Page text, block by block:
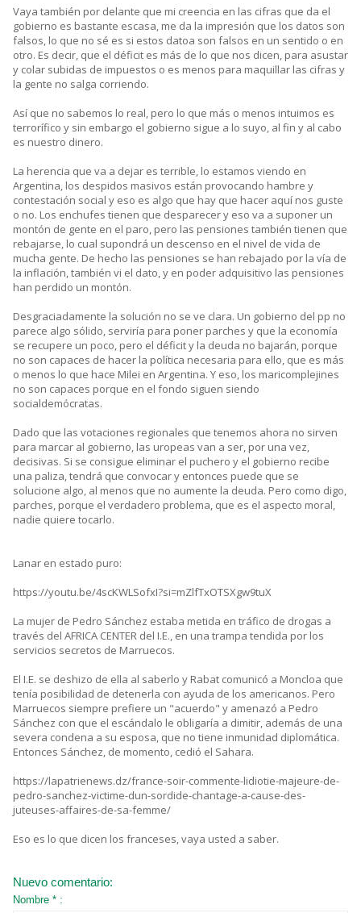
Vaya también por delante que mi creencia en las cifras que da el
gobierno es bastante escasa, me da la impresión que los datos son
falsos, lo que no sé es si estos datoa son falsos en un sentido o en
otro. Es decir, que el déficit es más de lo que nos dicen, para asustar
y colar subidas de impuestos o es menos para maquillar las cifras y
la gente no salga corriendo.
Así que no sabemos lo real, pero lo que más o menos intuimos es
terrorífico y sin embargo el gobierno sigue a lo suyo, al fin y al cabo
es nuestro dinero.
La herencia que va a dejar es terrible, lo estamos viendo en
Argentina, los despidos masivos están provocando hambre y
contestación social y eso es algo que hay que hacer aquí nos guste
o no. Los enchufes tienen que desparecer y eso va a suponer un
montón de gente en el paro, pero las pensiones también tienen que
rebajarse, lo cual supondrá un descenso en el nivel de vida de
mucha gente. De hecho las pensiones se han rebajado por la vía de
la inflación, también vi el dato, y en poder adquisitivo las pensiones
han perdido un montón.
Desgraciadamente la solución no se ve clara. Un gobierno del pp no
parece algo sólido, serviría para poner parches y que la economía
se recupere un poco, pero el déficit y la deuda no bajarán, porque
no son capaces de hacer la política necesaria para ello, que es más
o menos lo que hace Milei en Argentina. Y eso, los maricomplejines
no son capaces porque en el fondo siguen siendo
socialdemócratas.
Dado que las votaciones regionales que tenemos ahora no sirven
para marcar al gobierno, las uropeas van a ser, por una vez,
decisivas. Si se consigue eliminar el puchero y el gobierno recibe
una paliza, tendrá que convocar y entonces puede que se
solucione algo, al menos que no aumente la deuda. Pero como digo,
parches, porque el verdadero problema, que es el aspecto moral,
nadie quiere tocarlo.
Lanar en estado puro:
https://youtu.be/4scKWLSofxI?si=mZlfTxOTSXgw9tuX
La mujer de Pedro Sánchez estaba metida en tráfico de drogas a
través del AFRICA CENTER del I.E., en una trampa tendida por los
servicios secretos de Marruecos.
El I.E. se deshizo de ella al saberlo y Rabat comunicó a Moncloa que
tenía posibilidad de detenerla con ayuda de los americanos. Pero
Marruecos siempre prefiere un "acuerdo" y amenazó a Pedro
Sánchez con que el escándalo le obligaría a dimitir, además de una
severa condena a su esposa, que no tiene inmunidad diplomática.
Entonces Sánchez, de momento, cedió el Sahara.
https://lapatrienews.dz/france-soir-commente-lidiotie-majeure-de-
pedro-sanchez-victime-dun-sordide-chantage-a-cause-des-
juteuses-affaires-de-sa-femme/
Eso es lo que dicen los franceses, vaya usted a saber.
Nuevo comentario:
Nombre * :